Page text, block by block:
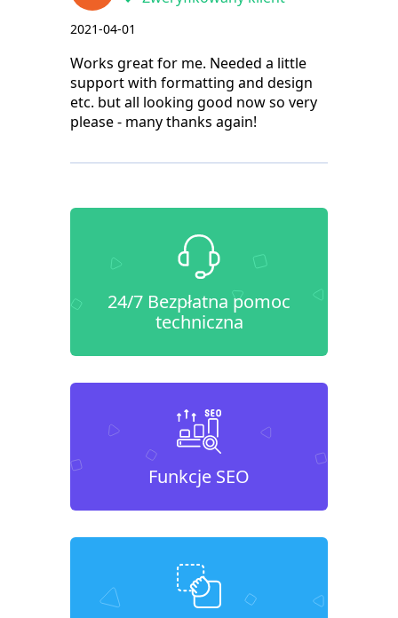
2021-04-01
Works great for me. Needed a little
support with formatting and design
etc. but all looking good now so very
please - many thanks again!
24/7 Bezpłatna pomoc
techniczna
Funkcje SEO